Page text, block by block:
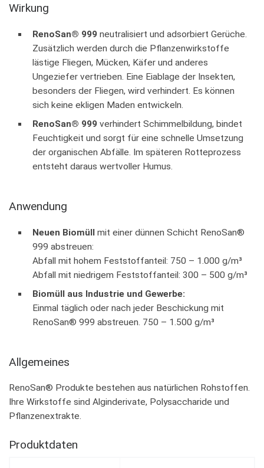
Wirkung
RenoSan® 999 neutralisiert und adsorbiert Gerüche.
Zusätzlich werden durch die Pflanzenwirkstoffe
lästige Fliegen, Mücken, Käfer und anderes
Ungeziefer vertrieben. Eine Eiablage der Insekten,
besonders der Fliegen, wird verhindert. Es können
sich keine ekligen Maden entwickeln.
RenoSan® 999 verhindert Schimmelbildung, bindet
Feuchtigkeit und sorgt für eine schnelle Umsetzung
der organischen Abfälle. Im späteren Rotteprozess
entsteht daraus wertvoller Humus.
Anwendung
Neuen Biomüll mit einer dünnen Schicht RenoSan®
999 abstreuen:
Abfall mit hohem Feststoffanteil: 750 – 1.000 g/m³
Abfall mit niedrigem Feststoffanteil: 300 – 500 g/m³
Biomüll aus Industrie und Gewerbe:
Einmal täglich oder nach jeder Beschickung mit
RenoSan® 999 abstreuen. 750 – 1.500 g/m³
Allgemeines
RenoSan® Produkte bestehen aus natürlichen Rohstoffen.
Ihre Wirkstoffe sind Alginderivate, Polysaccharide und
Pflanzenextrakte.
Produktdaten